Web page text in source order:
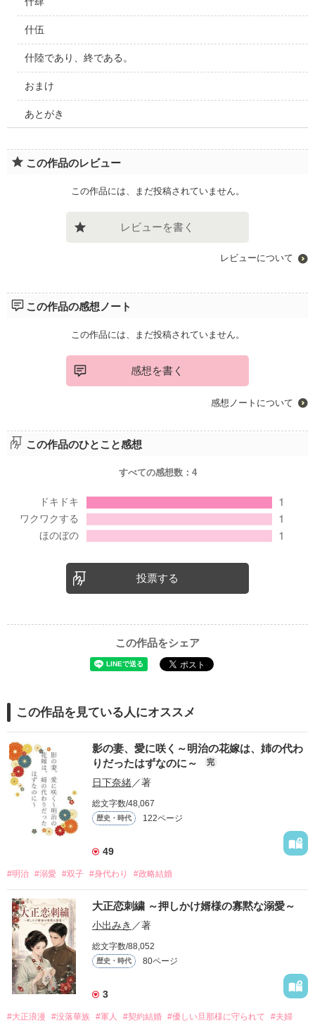
什伍
什陸であり、終である。
おまけ
あとがき
この作品のレビュー
この作品には、まだ投稿されていません。
レビューを書く
レビューについて
この作品の感想ノート
この作品には、まだ投稿されていません。
感想を書く
感想ノートについて
この作品のひとこと感想
すべての感想数： 4
投票する
この作品をシェア
この作品を見ている人にオススメ
影の妻、愛に咲く～明治の花嫁は、姉の代わ
りだったはずなのに～
完
日下奈緒／著
総文字数/48,067
歴史・時代 122ページ
49
#明治 #溺愛 #双子 #身代わり #政略結婚
大正恋刺繍 ～押しかけ婿様の寡黙な溺愛～
小出みき ／著
総文字数/88,052
歴史・時代 80ページ
3
#大正浪漫 #没落華族 #軍人 #契約結婚 #優しい旦那様に守られて
#夫婦